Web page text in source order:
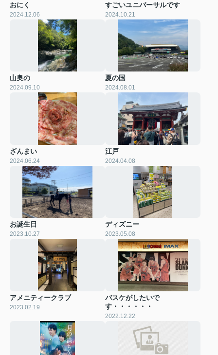
おにく
2024.12.06
すごいユニバーサルです
2024.10.21
山奥の
2024.09.10
夏の国
2024.08.01
ざんまい
2024.06.24
江戸
2024.04.08
お誕生日
2023.10.27
ディズニー
2023.05.08
アメニティークラブ
2023.02.19
バスケがしたいで
す・・・・・・
2022.12.22